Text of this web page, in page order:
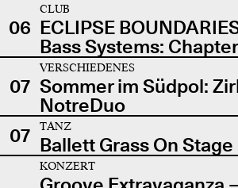
06
CLUB
ECLIPSE
Bass Systems:
07
VERSCHIEDENES
Sommer im Südpol:
NotreDuo
07
TANZ
Ballett Grass On Stage
KONZERT